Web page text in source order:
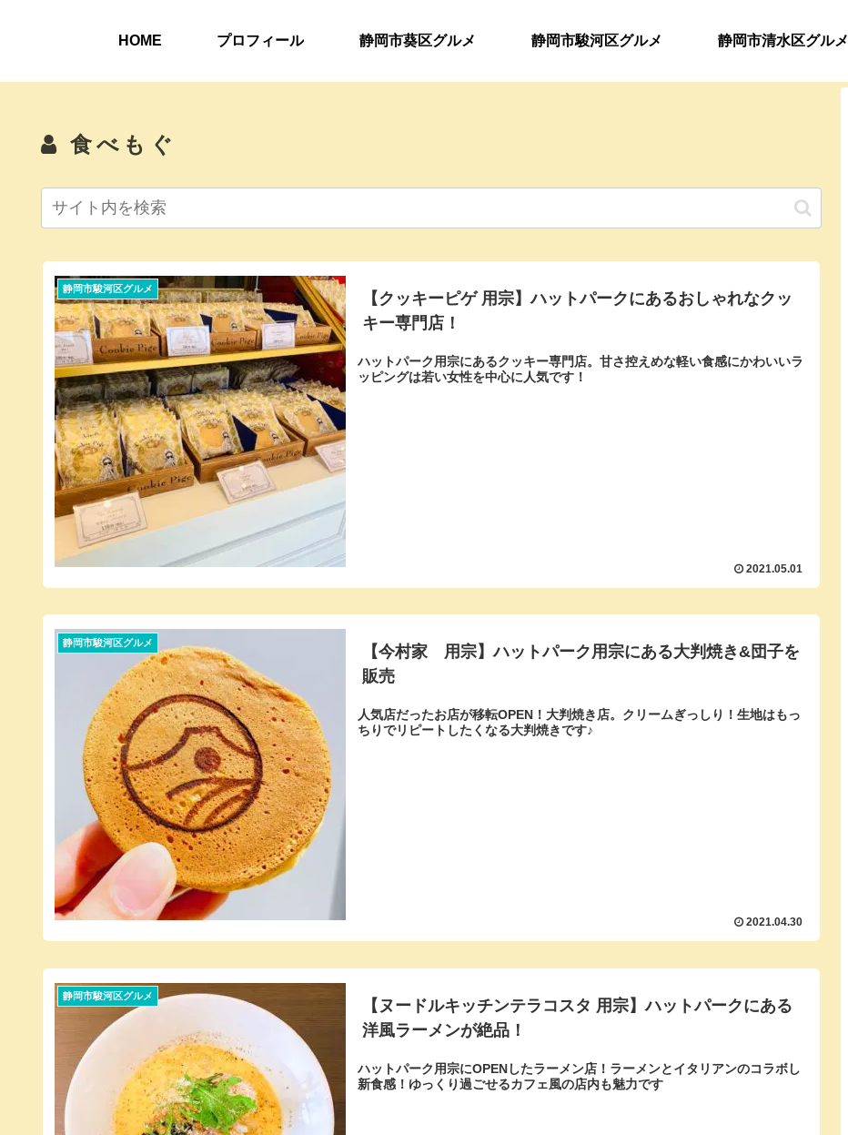
HOME プロフィール 静岡市葵区グルメ 静岡市駿河区グルメ 静岡市清水区グルメ
食べもぐ
静岡市駿河区グルメ
【クッキーピゲ 用宗】ハットパークにあるおしゃれなクッ
キー専門店！
ハットパーク用宗にあるクッキー専門店。甘さ控えめな軽い食感にかわいいラ
ッピングは若い女性を中心に人気です！
2021.05.01
静岡市駿河区グルメ
【今村家 用宗】ハットパーク用宗にある大判焼き&団子を
販売
人気店だったお店が移転OPEN！大判焼き店。クリームぎっしり！生地はもっ
ちりでリピートしたくなる大判焼きです♪
2021.04.30
静岡市駿河区グルメ
【ヌードルキッチンテラコスタ 用宗】ハットパークにある
洋風ラーメンが絶品！
ハットパーク用宗にOPENしたラーメン店！ラーメンとイタリアンのコラボし
新食感！ゆっくり過ごせるカフェ風の店内も魅力です